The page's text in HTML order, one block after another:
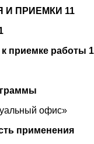
И ПРИЕМКИ 11
приемке работы
офис»
применения